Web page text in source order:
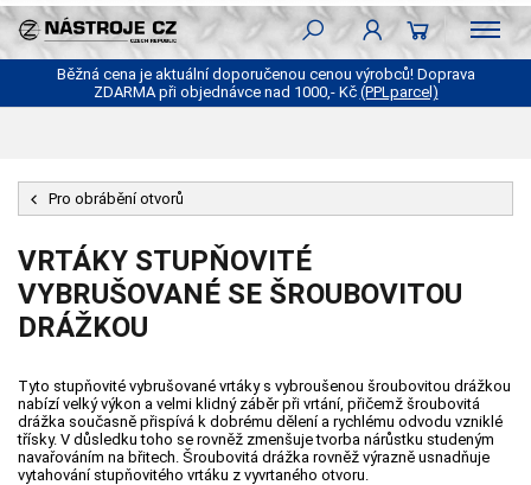
Běžná cena je aktuální doporučenou cenou výrobců! Doprava
ZDARMA při objednávce nad 1000,- Kč (PPLparcel)
Pro obrábění otvorů
VRTÁKY STUPŇOVITÉ
VYBRUŠOVANÉ SE ŠROUBOVITOU
DRÁŽKOU
Tyto stupňovité vybrušované vrtáky s vybroušenou šroubovitou drážkou
nabízí velký výkon a velmi klidný záběr při vrtání, přičemž šroubovitá
drážka současně přispívá k dobrému dělení a rychlému odvodu vzniklé
třísky. V důsledku toho se rovněž zmenšuje tvorba nárůstku studeným
navařováním na břitech. Šroubovitá drážka rovněž výrazně usnadňuje
vytahování stupňovitého vrtáku z vyvrtaného otvoru.